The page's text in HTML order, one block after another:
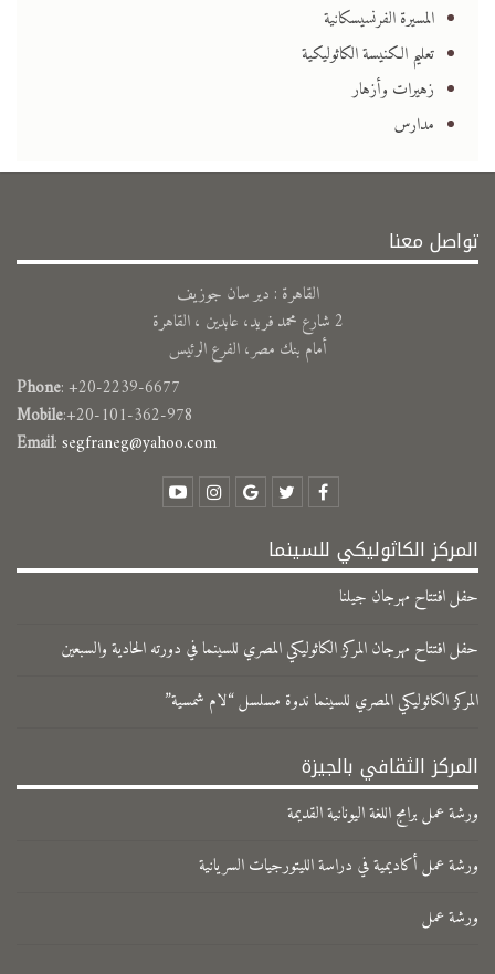
المسيرة الفرنسيسكانية
تعليم الكنيسة الكاثوليكية
زهيرات وأزهار
مدارس
تواصل معنا
القاهرة : دير سان جوزيف
2 شارع محمد فريد، عابدين ، القاهرة
أمام بنك مصر، الفرع الرئيس
Phone: +20-2239-6677
Mobile:+20-101-362-978
Email:segfraneg@yahoo.com
المركز الكاثوليكي للسينما
حفل افتتاح مهرجان جيلنا
حفل افتتاح مهرجان المركز الكاثوليكي المصري للسينما في دورته الحادية والسبعين
المركز الكاثوليكي المصري للسينما ندوة مسلسل “لام شمسية”
المركز الثقافي بالجيزة
ورشة عمل برامج اللغة اليونانية القديمة
ورشة عمل أكاديمية في دراسة الليتورجيات السريانية
ورشة عمل